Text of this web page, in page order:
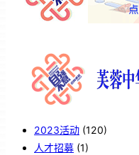
2023活动 (120)
人才招募 (1)